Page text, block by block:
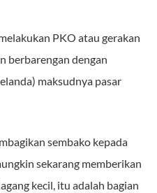
PKO atau gerakan
berbarengan dengan
maksudnya pasar
sembako kepada
sekarang memberikan
kecil, itu adalah bagian